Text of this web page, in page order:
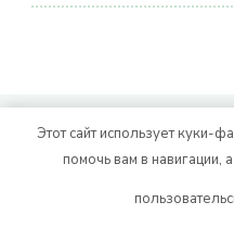
© Авторское право
защищены.
Blossom Themes.
Этот сайт использует куки-
помочь вам в навигации,